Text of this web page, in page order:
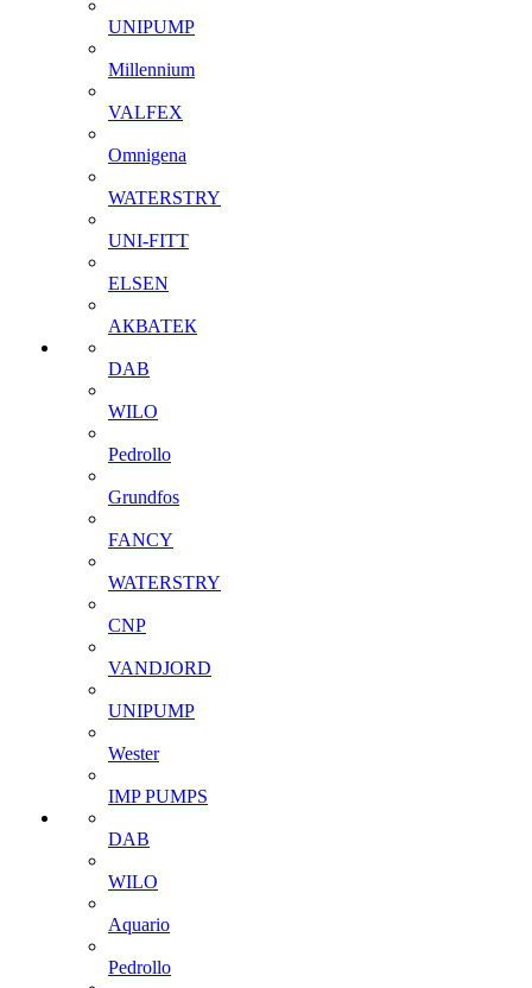
UNIPUMP
Millennium
VALFEX
Omnigena
WATERSTRY
UNI-FITT
ELSEN
АКВАТЕК
DAB
WILO
Pedrollo
Grundfos
FANCY
WATERSTRY
CNP
VANDJORD
UNIPUMP
Wester
IMP PUMPS
DAB
WILO
Aquario
Pedrollo